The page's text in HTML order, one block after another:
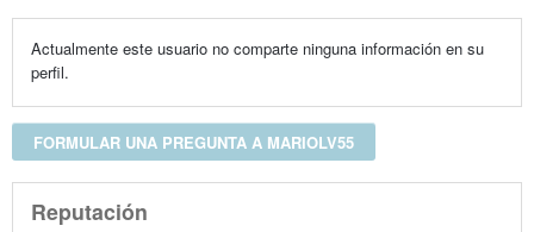
Actualmente este usuario no comparte ninguna información en su
perfil.
FORMULAR UNA PREGUNTA A MARIOLV55
Reputación